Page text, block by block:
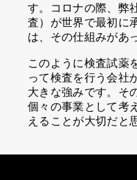
す。コロナの際、弊
査）が世界で最初に
は、その仕組みがあ
このように検査試薬
って検査を行う会社
大きな強みです。そ
個々の事業として考
えることが大切だと